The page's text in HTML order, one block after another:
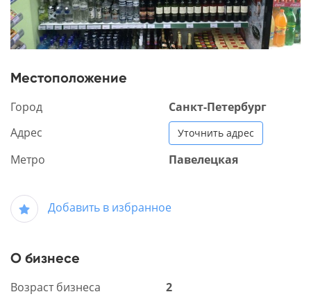
Местоположение
Город
Санкт-Петербург
Адрес
Уточнить адрес
Метро Павелецкая
Добавить в избранное
О бизнесе
Возраст бизнеса
2